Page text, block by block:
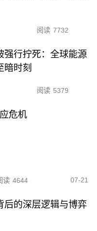
阅读 7732
强行拧死：全球能源
暗时刻
阅读 5379
危机
读 4644 07-21
后的深层逻辑与博弈